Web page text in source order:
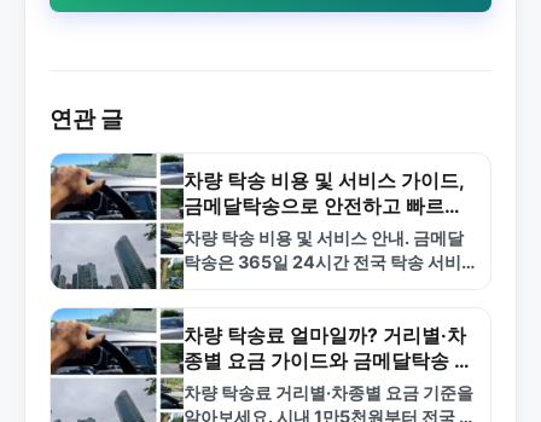
연관 글
차량 탁송 비용 및 서비스 가이드,
금메달탁송으로 안전하고 빠르게
이동하기
차량 탁송 비용 및 서비스 안내. 금메달
탁송은 365일 24시간 전국 탁송 서비
세요.
차량 탁송료 얼마일까? 거리별·차
종별 요금 가이드와 금메달탁송 이
용법
차량 탁송료 거리별·차종별 요금 기준을
알아보세요. 시내 1만5천원부터 전국 광